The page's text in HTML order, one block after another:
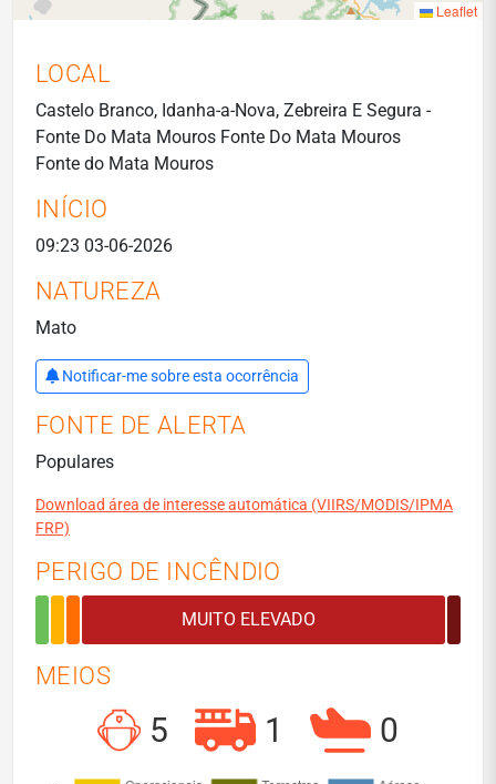
Leaflet
LOCAL
Castelo Branco, Idanha-a-Nova, Zebreira E Segura -
Fonte Do Mata Mouros Fonte Do Mata Mouros
Fonte do Mata Mouros
INÍCIO
09:23 03-06-2026
NATUREZA
Mato
Notificar-me sobre esta ocorrência
FONTE DE ALERTA
Populares
Download área de interesse automática (VIIRS/MODIS/IPMA
FRP)
PERIGO DE INCÊNDIO
MEIOS
5 1 0